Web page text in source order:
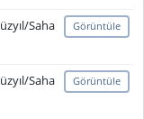
Saha Görüntüle
Saha Görüntüle